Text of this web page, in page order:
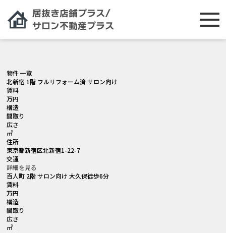
物件 一覧
北新宿 1階 フルリフォーム済 サロン向け
賃料
万円
構造
間取り
広さ
㎡
住所
東京都新宿区北新宿1-22-7
交通
詳細を見る
百人町 2階 サロン向け 大久保徒歩6分
賃料
万円
構造
間取り
広さ
㎡